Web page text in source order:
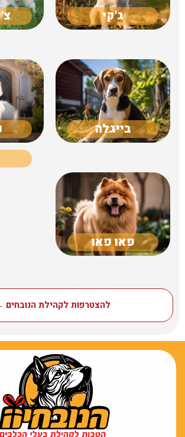
ג'קי
בייגלה
פאו פאו
להצטרפות לקהילת הנובחים